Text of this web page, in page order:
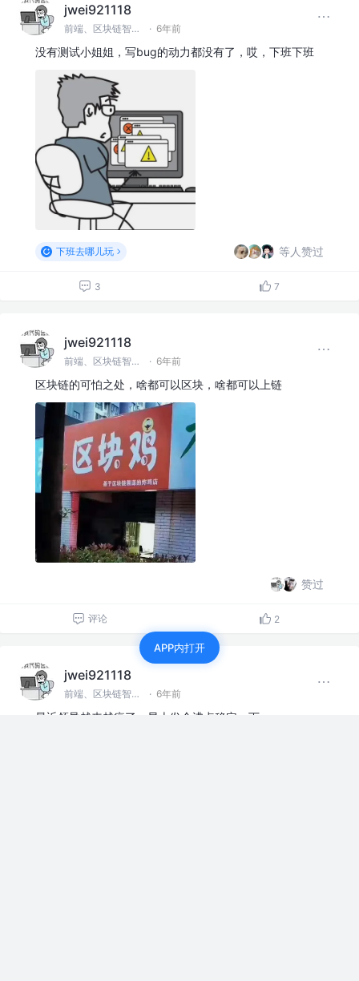
jwei921118
前端、区块链智能合约 · 6年前
没有测试小姐姐，写bug的动力都没有了，哎，下班下班
下班去哪儿玩 等人赞过
3 7
jwei921118
前端、区块链智能合约 · 6年前
区块链的可怕之处，啥都可以区块，啥都可以上链
赞过
评论 2
jwei921118
前端、区块链智能合约 · 6年前
最近领导越来越疯了，早上发个沸点稳定一下
APP内打开